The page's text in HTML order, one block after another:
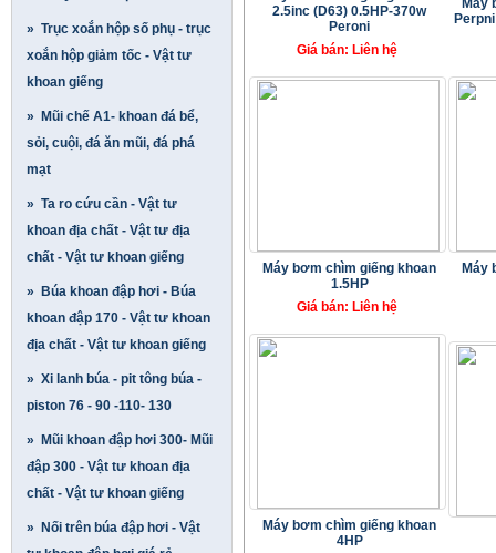
» Trục xoắn hộp số phụ - trục
xoắn hộp giảm tốc - Vật tư
khoan giếng
» Mũi chế A1- khoan đá bể,
sỏi, cuội, đá ăn mũi, đá phá
mạt
» Ta ro cứu cần - Vật tư
khoan địa chất - Vật tư địa
chất - Vật tư khoan giếng
» Búa khoan đập hơi - Búa
khoan đập 170 - Vật tư khoan
địa chất - Vật tư khoan giếng
» Xi lanh búa - pit tông búa -
piston 76 - 90 -110- 130
» Mũi khoan đập hơi 300- Mũi
đập 300 - Vật tư khoan địa
chất - Vật tư khoan giếng
» Nối trên búa đập hơi - Vật
2.5inc (D63) 0.5HP-370w
Peroni
Giá bán: Liên hệ
Máy
Máy bơm chìm giếng khoan
1.5HP
Giá bán: Liên hệ
Máy
Máy bơm chìm giếng khoan
4HP